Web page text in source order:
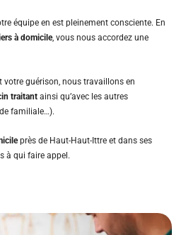
équipe en est pleinement consciente. En
à domicile, vous nous accordez une
votre guérison, nous travaillons en
traitant ainsi qu’avec les autres
familiale…).
près de Haut-Haut-Ittre et dans ses
à qui faire appel.